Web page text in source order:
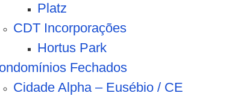
Platz
CDT Incorporações
Hortus Park
Fechados
Cidade Alpha – Eusébio / CE